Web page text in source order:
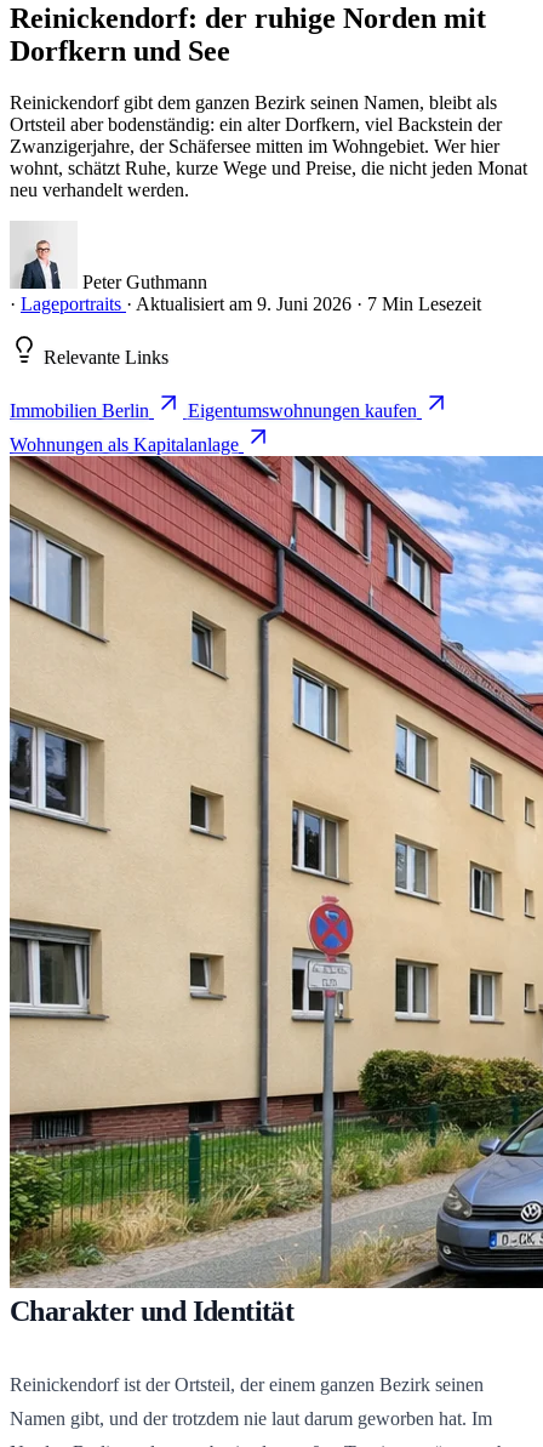
Reinickendorf: der ruhige Norden mit
Dorfkern und See
Reinickendorf gibt dem ganzen Bezirk seinen Namen, bleibt als
Ortsteil aber bodenständig: ein alter Dorfkern, viel Backstein der
Zwanzigerjahre, der Schäfersee mitten im Wohngebiet. Wer hier
wohnt, schätzt Ruhe, kurze Wege und Preise, die nicht jeden Monat
neu verhandelt werden.
Peter Guthmann
· Lageportraits · Aktualisiert am 9. Juni 2026 · 7 Min Lesezeit
Relevante Links
Immobilien Berlin
Eigentumswohnungen kaufen
Wohnungen als Kapitalanlage
Charakter und Identität
Reinickendorf ist der Ortsteil, der einem ganzen Bezirk seinen
Namen gibt, und der trotzdem nie laut darum geworben hat. Im